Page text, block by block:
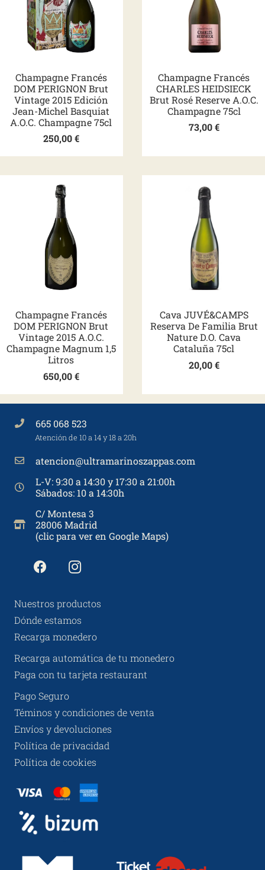
Champagne Francés
DOM PERIGNON Brut
Vintage 2015 Edición
Jean-Michel Basquiat
A.O.C. Champagne 75cl
250,00€
Champagne Francés
CHARLES HEIDSIECK
Brut Rosé Reserve A.O.C.
Champagne 75cl
73,00€
Champagne Francés
DOM PERIGNON Brut
Vintage 2015 A.O.C.
Champagne Magnum 1,5
Litros
650,00€
Cava JUVÉ&CAMPS
Reserva De Familia Brut
Nature D.O. Cava
Cataluña 75cl
20,00€
665 068 523
Atención de 10 a 14 y 18 a 20h
atencion@ultramarinoszappas.com
L-V: 9:30 a 14:30 y 17:30 a 21:00h
Sábados: 10 a 14:30h
C/ Montesa 3
28006 Madrid
(clic para ver en Google Maps)
Nuestros productos
Dónde estamos
Recarga monedero
Recarga automática de tu monedero
Paga con tu tarjeta restaurant
Pago Seguro
Téminos y condiciones de venta
Envíos y devoluciones
Política de privacidad
Política de cookies